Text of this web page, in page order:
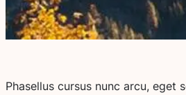
Phasellus cursus nunc arcu, eget